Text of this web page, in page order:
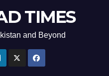
TIMES
and Beyond